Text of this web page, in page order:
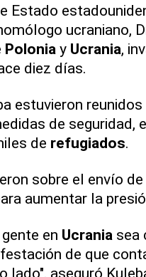
Estado
ucraniano,
Polonia y Ucrania,
diez días.
estuvieron
de seguridad,
de refugiados.
sobre el envío de
aumentar la
en Ucrania sea
de que
lado", aseguró